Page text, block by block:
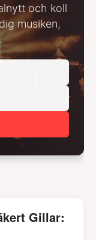
och koll
musiken,
Gillar: